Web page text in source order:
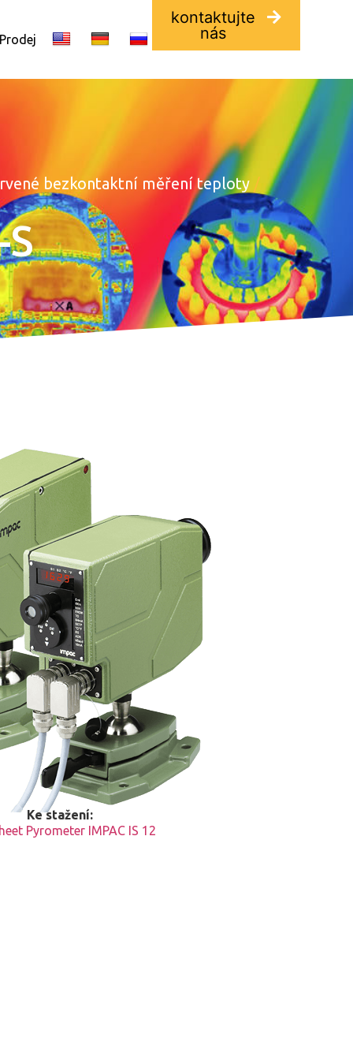
kontaktujte
nás
bezkontaktní měření teploty /
Ke stažení:
Pyrometer IMPAC IS 12